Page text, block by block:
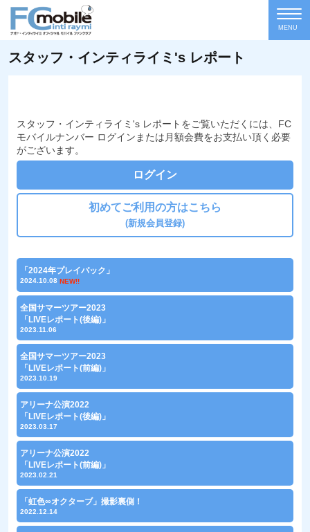
MENU
スタッフ・インティライミ's レポート
スタッフ・インティライミ's レポートをご覧いただくには、FC
モバイルナンバー ログインまたは月額会費をお支払い頂く必要
がございます。
ログイン
初めてご利用の方はこちら
(新規会員登録)
「2024年プレイバック」
2024.10.08 NEW!!
全国サマーツアー2023
「LIVEレポート(後編)」
2023.11.06
全国サマーツアー2023
「LIVEレポート(前編)」
2023.10.19
アリーナ公演2022
「LIVEレポート(後編)」
2023.03.17
アリーナ公演2022
「LIVEレポート(前編)」
2023.02.21
「虹色∞オクターブ」撮影裏側！
2022.12.14